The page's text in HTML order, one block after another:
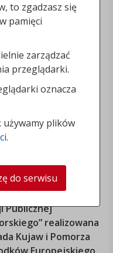
Regionalnego
Publicznej
” realizowana
Kujaw i Pomorza
to zgadzasz się
pamięci
zarządzać
przeglądarki.
oznacza
używamy plików
.
do serwisu